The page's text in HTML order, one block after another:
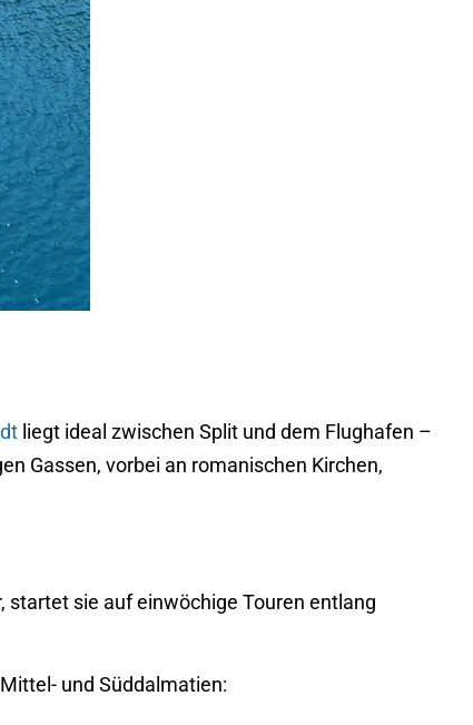
liegt ideal zwischen Split und dem Flughafen –
Gassen, vorbei an romanischen Kirchen,
startet sie auf einwöchige Touren entlang
und Süddalmatien: